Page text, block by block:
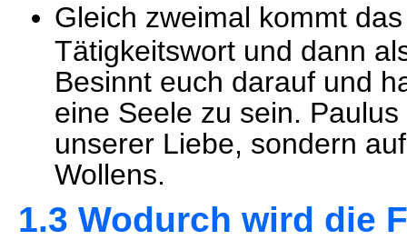
Gleich zweimal kommt
Tätigkeitswort und dann
Besinnt euch darauf und
eine Seele zu sein.
unserer Liebe, sondern
Wollens.
1.3 Wodurch wird die